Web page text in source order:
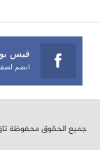
فيس
انضم
جميع الحقوق محفوظة تاق